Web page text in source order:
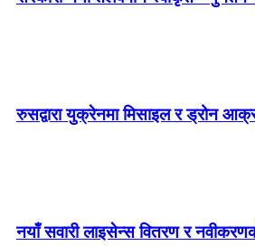
रुसद्वारा युक्रेनमा मिसाइल र ड्रोन
नयाँ सवारी लाइसेन्स वितरण र